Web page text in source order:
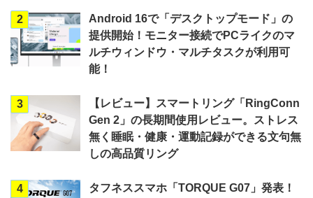
2
Android 16で「デスクトップモード」の
提供開始！モニター接続でPCライクのマ
ルチウィンドウ・マルチタスクが利用可
能！
3
【レビュー】スマートリング「RingConn
Gen 2」の長期間使用レビュー。ストレス
無く睡眠・健康・運動記録ができる文句無
しの高品質リング
4
タフネススマホ「TORQUE G07」発表！